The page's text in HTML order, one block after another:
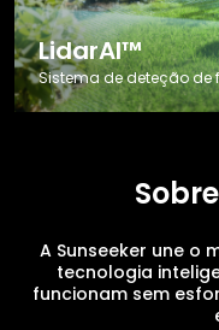
LidarAI™
Sistema de deteção de
A Sunseeker une o
tecnologia
funcionam sem